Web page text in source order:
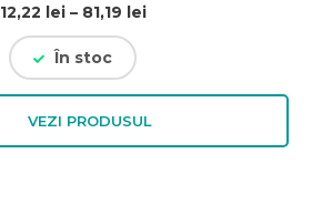
12,22 lei – 81,19 leiInterval
la
În stoc
VEZI PRODUSUL